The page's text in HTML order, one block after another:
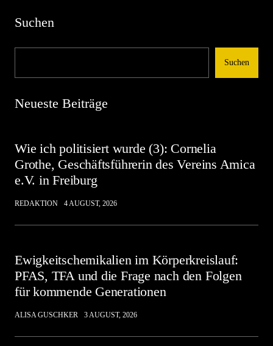
Suchen
Suchen
Neueste Beiträge
Wie ich politisiert wurde (3): Cornelia
Grothe, Geschäftsführerin des Vereins Amica
e.V. in Freiburg
REDAKTION 4 AUGUST, 2026
Ewigkeitschemikalien im Körperkreislauf:
PFAS, TFA und die Frage nach den Folgen
für kommende Generationen
ALISA GUSCHKER 3 AUGUST, 2026